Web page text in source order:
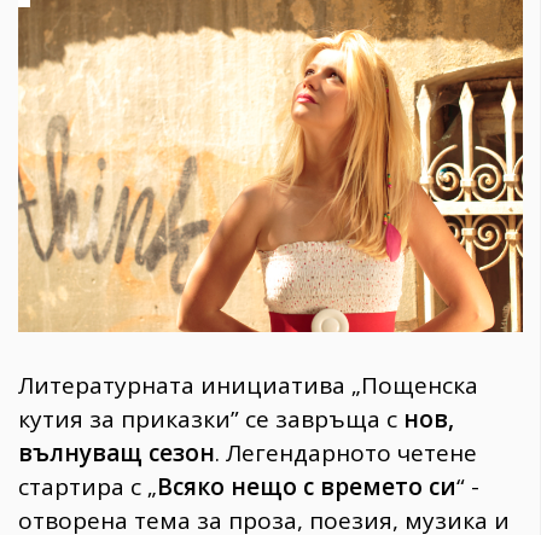
Книги 1188
30+ 1970
Гурме 1710
Пътувай
237
Здраве 389
Gentlemen
382
Wellness
1817
Литературната инициатива „Пощенска
кутия за приказки” се завръща с нов,
вълнуващ сезон. Легендарното четене
стартира с „Всяко нещо с времето си“ -
отворена тема за проза, поезия, музика и